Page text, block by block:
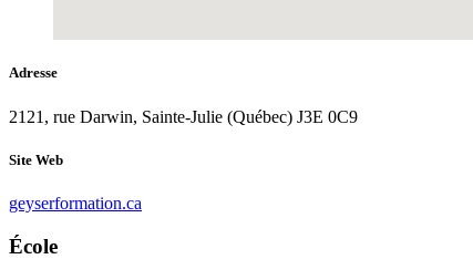
Adresse
2121, rue Darwin, Sainte-Julie (Québec) J3E 0C9
Site Web
geyserformation.ca
École